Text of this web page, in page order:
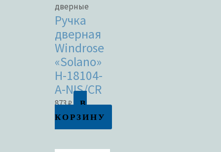
дверные
Ручка
дверная
Windrose
«Solano»
H-18104-
A-NIS/CR
873₽
В
КОРЗИНУ